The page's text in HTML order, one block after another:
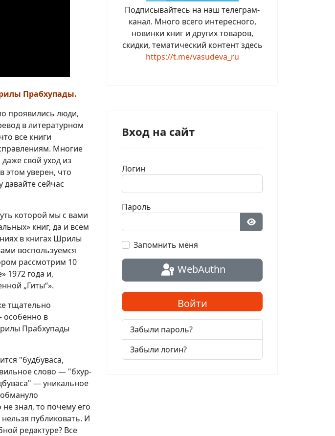
Прабхупады.
проявились люди,
в литературном
все книги
Многие
свой уход из
этом уверен, что
сейчас
которой мы с вами
книг, да и всем
в книгах Шрилы
воспользуемся
рассмотрим 10
1972 года и,
„Гиты“».
тщательно
особенно в
Прабхупады
"будбуваса,
слово — "бхур-
— уникальное
знал, то почему его
публиковать. И
редактуре? Все
Подписывайтесь на наш телеграм-
канал. Много всего интересного,
новинки книг и других товаров,
скидки, тематический контент здесь
https://t.me/vasudeva_ru
Вход на сайт
Логин
Пароль
Показать пароль
Запомнить меня
WebAuthn
Войти
Забыли пароль?
Забыли логин?